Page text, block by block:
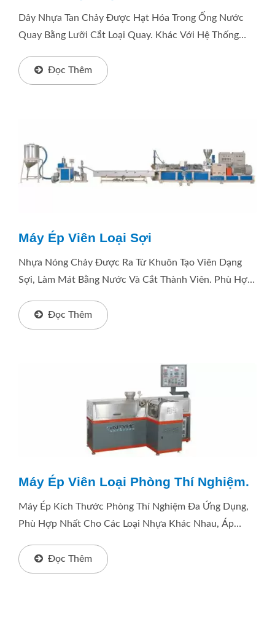
Dây Nhựa Tan Chảy Được Hạt Hóa Trong Ống Nước
Quay Bằng Lưỡi Cắt Loại Quay. Khác Với Hệ Thống
Hạt Hóa....Đọc Thêm
Máy Ép Viên Loại Sợi
Nhựa Nóng Chảy Được Ra Từ Khuôn Tạo Viên Dạng
Sợi, Làm Mát Bằng Nước Và Cắt Thành Viên. Phù Hợp
PS / PC / ABS / … V.v.,...
Đọc Thêm
Máy Ép Viên Loại Phòng Thí Nghiệm.
Máy Ép Kích Thước Phòng Thí Nghiệm Đa Ứng Dụng,
Phù Hợp Nhất Cho Các Loại Nhựa Khác Nhau, Áp
Màu Sắc / Hạt...
Đọc Thêm